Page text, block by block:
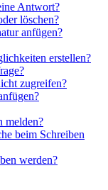
Antwort?
löschen?
anfügen?
erstellen?
zugreifen?
melden?
beim Schreiben
werden?